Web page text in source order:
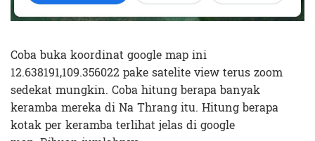
Coba buka koordinat google map ini
12.638191,109.356022 pake satelite view terus zoom
sedekat mungkin. Coba hitung berapa banyak
keramba mereka di Na Thrang itu. Hitung berapa
kotak per keramba terlihat jelas di google